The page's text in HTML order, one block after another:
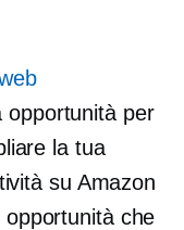
opportunità per
la tua
su Amazon
che